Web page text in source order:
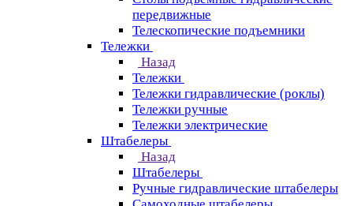
передвижные
Телескопические подъемники
Тележки
Назад
Тележки
Тележки гидравлические (роклы)
Тележки ручные
Тележки электрические
Штабелеры
Назад
Штабелеры
Ручные гидравлические штабелеры